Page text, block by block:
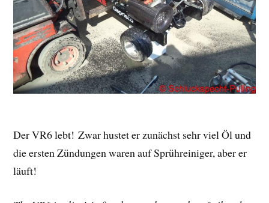
Der VR6 lebt! Zwar hustet er zunächst sehr viel Öl und
die ersten Zündungen waren auf Sprühreiniger, aber er
läuft!